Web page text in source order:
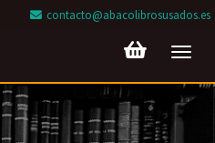
contacto@abacolibrosusados.es